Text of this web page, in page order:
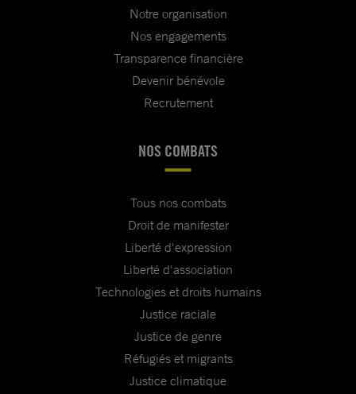
Notre organisation
Nos engagements
Transparence financière
Devenir bénévole
Recrutement
NOS COMBATS
Tous nos combats
Droit de manifester
Liberté d'expression
Liberté d'association
Technologies et droits humains
Justice raciale
Justice de genre
Réfugiés et migrants
Justice climatique